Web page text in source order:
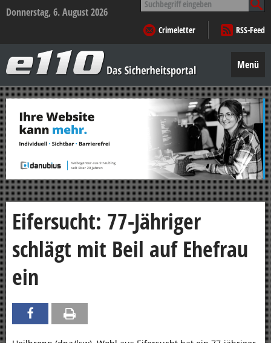
Donnerstag, 6. August 2026
nach:
Crimeletter
RSS-Feed
–
Das
Sicherheitsportal
Menü
Zum
Inhalt
springen
Eifersucht: 77-Jähriger
schlägt mit Beil auf Ehefrau
ein